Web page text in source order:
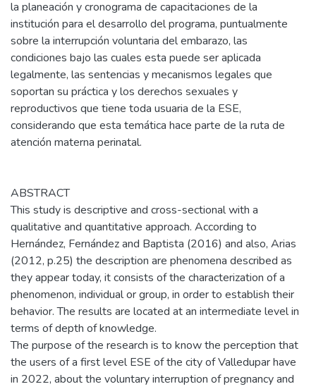
la planeación y cronograma de capacitaciones de la
institución para el desarrollo del programa, puntualmente
sobre la interrupción voluntaria del embarazo, las
condiciones bajo las cuales esta puede ser aplicada
legalmente, las sentencias y mecanismos legales que
soportan su práctica y los derechos sexuales y
reproductivos que tiene toda usuaria de la ESE,
considerando que esta temática hace parte de la ruta de
atención materna perinatal.
ABSTRACT
This study is descriptive and cross-sectional with a
qualitative and quantitative approach. According to
Hernández, Fernández and Baptista (2016) and also, Arias
(2012, p.25) the description are phenomena described as
they appear today, it consists of the characterization of a
phenomenon, individual or group, in order to establish their
behavior. The results are located at an intermediate level in
terms of depth of knowledge.
The purpose of the research is to know the perception that
the users of a first level ESE of the city of Valledupar have
in 2022, about the voluntary interruption of pregnancy and